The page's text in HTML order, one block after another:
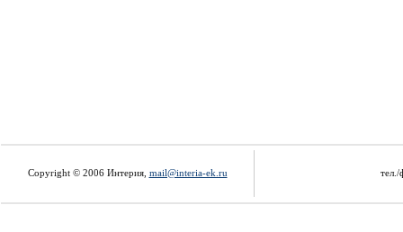
Copyright © 2006 Интерия, mail@interia-ek.ru